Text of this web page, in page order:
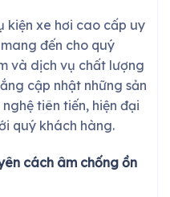
kiện xe hơi cao cấp uy
đến cho quý
và dịch vụ chất lượng
cập nhật những sản
tiên tiến, hiện đại
quý khách hàng.
cách âm chống ồn